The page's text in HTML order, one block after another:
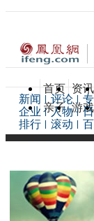
首页 资讯
亲子 游戏
新闻 评论
企业
人物
排行
滚动